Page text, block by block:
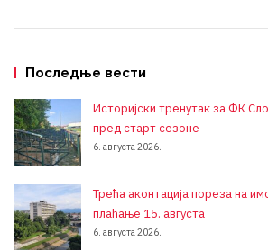
Последње вести
Историјски тренутак за ФК
пред старт сезоне
6. августа 2026.
Трећа аконтација пореза на
плаћање 15. августа
6. августа 2026.